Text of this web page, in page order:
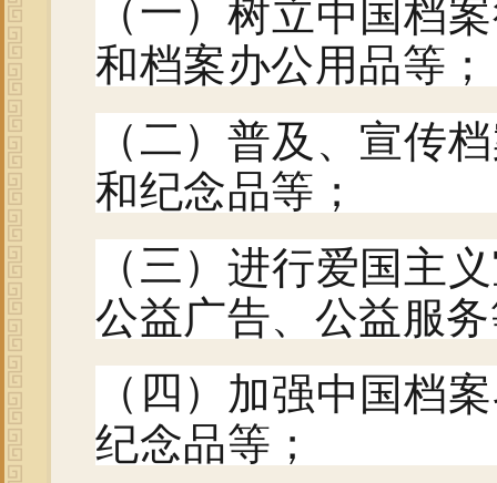
（一）
和档案办公用品等；
（二）普及、宣传
和纪念品等；
（三）进行爱国主
公益广告、公益服
（四） 加强中国档
纪念品等；